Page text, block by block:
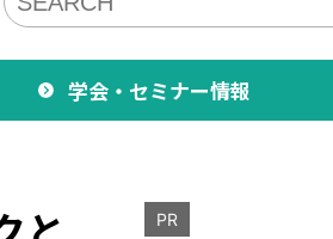
学会・セミナー情報
PR